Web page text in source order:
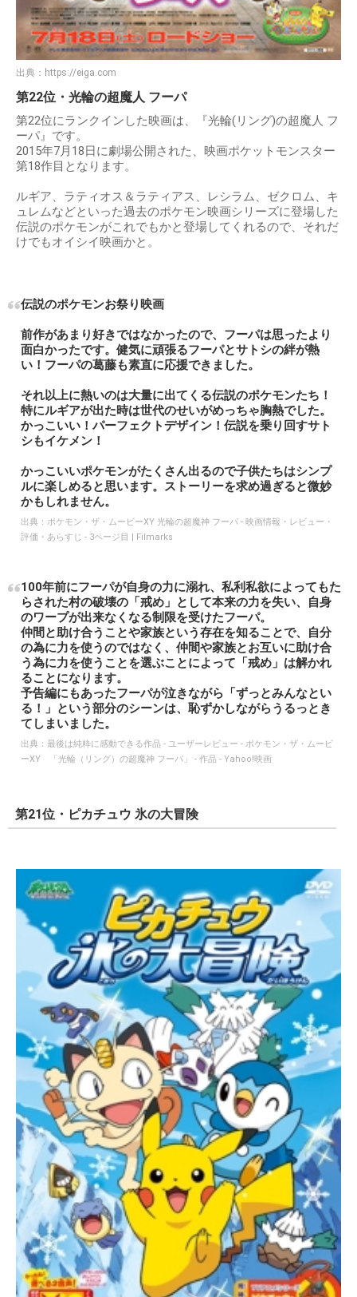
出典： https://eiga.com
第22位・光輪の超魔人 フーパ
第22位にランクインした映画は、『光輪(リング)の超魔人 フ
ーパ』です。
2015年7月18日に劇場公開された、映画ポケットモンスター
第18作目となります。
ルギア、ラティオス＆ラティアス、レシラム、ゼクロム、キ
ュレムなどといった過去のポケモン映画シリーズに登場した
伝説のポケモンがこれでもかと登場してくれるので、それだ
けでもオイシイ映画かと。
伝説のポケモンお祭り映画
前作があまり好きではなかったので、フーパは思ったより
面白かったです。健気に頑張るフーパとサトシの絆が熱
い！フーパの葛藤も素直に応援できました。
それ以上に熱いのは大量に出てくる伝説のポケモンたち！
特にルギアが出た時は世代のせいがめっちゃ胸熱でした。
かっこいい！パーフェクトデザイン！伝説を乗り回すサト
シもイケメン！
かっこいいポケモンがたくさん出るので子供たちはシンプ
ルに楽しめると思います。ストーリーを求め過ぎると微妙
かもしれません。
出典： ポケモン・ザ・ムービーXY 光輪の超魔神 フーパ - 映画情報・レビュー・
評価・あらすじ - 3ページ目 | Filmarks
100年前にフーパが自身の力に溺れ、私利私欲によってもた
らされた村の破壊の「戒め」として本来の力を失い、自身
のワープが出来なくなる制限を受けたフーパ。
仲間と助け合うことや家族という存在を知ることで、自分
の為に力を使うのではなく、仲間や家族とお互いに助け合
う為に力を使うことを選ぶことによって「戒め」は解かれ
ることになります。
予告編にもあったフーパが泣きながら「ずっとみんなとい
る！」という部分のシーンは、恥ずかしながらうるっとき
てしまいました。
出典： 最後は純粋に感動できる作品 - ユーザーレビュー - ポケモン・ザ・ムービ
ーXY 「光輪（リング）の超魔神 フーパ」 - 作品 - Yahoo!映画
第21位・ピカチュウ 氷の大冒険